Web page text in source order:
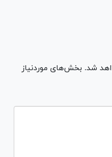
شد. بخش‌های موردنیاز